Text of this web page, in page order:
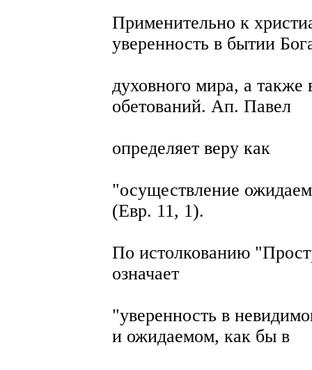
Применительно к
уверенность в бытии
духовного мира, а
обетований. Ап. Павел
определяет веру как
"осуществление
(Евр. 11, 1).
По истолкованию
означает
"уверенность в
и ожидаемом, как бы в